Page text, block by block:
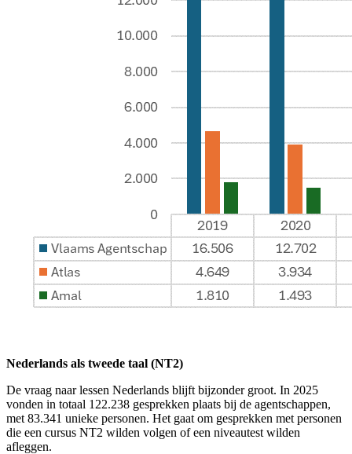
Nederlands als tweede taal (NT2)
De vraag naar lessen Nederlands blijft bijzonder groot. In 2025
vonden in totaal 122.238 gesprekken plaats bij de agentschappen,
met 83.341 unieke personen. Het gaat om gesprekken met personen
die een cursus NT2 wilden volgen of een niveautest wilden
afleggen.